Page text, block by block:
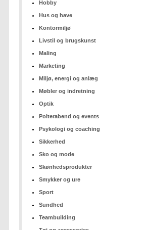
Hobby
Hus og have
Kontormiljø
Livstil og brugskunst
Maling
Marketing
Miljø, energi og anlæg
Møbler og indretning
Optik
Polterabend og events
Psykologi og coaching
Sikkerhed
Sko og mode
Skønhedsprodukter
Smykker og ure
Sport
Sundhed
Teambuilding